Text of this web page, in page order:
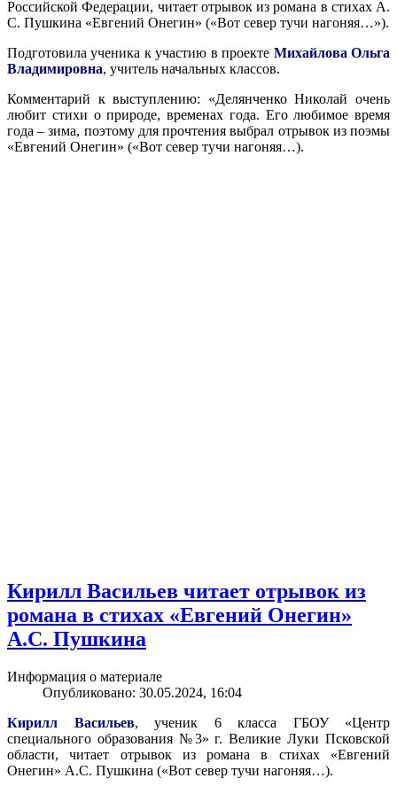
Российской Федерации, читает отрывок из романа в стихах А.
С. Пушкина «Евгений Онегин» («Вот север тучи нагоняя…»).
Подготовила ученика к участию в проекте Михайлова Ольга
Владимировна, учитель начальных классов.
Комментарий к выступлению: «Делянченко Николай очень
любит стихи о природе, временах года. Его любимое время
года – зима, поэтому для прочтения выбрал отрывок из поэмы
«Евгений Онегин» («Вот север тучи нагоняя…).
Кирилл Васильев читает отрывок из
романа в стихах «Евгений Онегин»
А.С. Пушкина
Информация о материале
Опубликовано: 30.05.2024, 16:04
Кирилл Васильев, ученик 6 класса ГБОУ «Центр
специального образования №3» г. Великие Луки Псковской
области, читает отрывок из романа в стихах «Евгений
Онегин» А.С. Пушкина («Вот север тучи нагоняя…).